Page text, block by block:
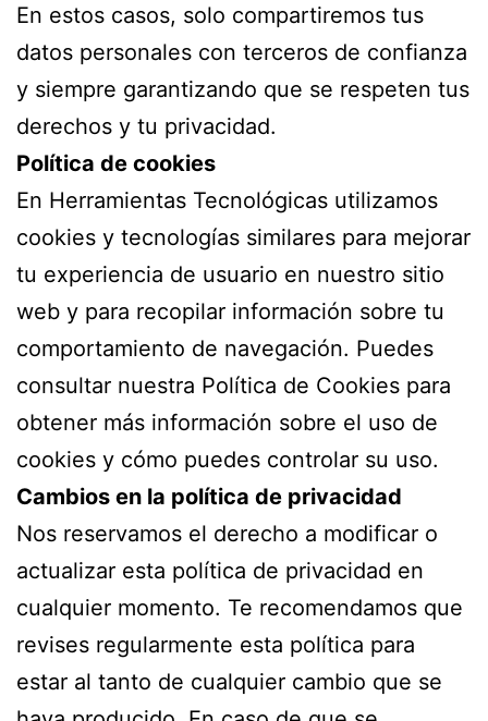
En estos casos, solo compartiremos tus
datos personales con terceros de confianza
y siempre garantizando que se respeten tus
derechos y tu privacidad.
Política de cookies
En Herramientas Tecnológicas utilizamos
cookies y tecnologías similares para mejorar
tu experiencia de usuario en nuestro sitio
web y para recopilar información sobre tu
comportamiento de navegación. Puedes
consultar nuestra Política de Cookies para
obtener más información sobre el uso de
cookies y cómo puedes controlar su uso.
Cambios en la política de privacidad
Nos reservamos el derecho a modificar o
actualizar esta política de privacidad en
cualquier momento. Te recomendamos que
revises regularmente esta política para
estar al tanto de cualquier cambio que se